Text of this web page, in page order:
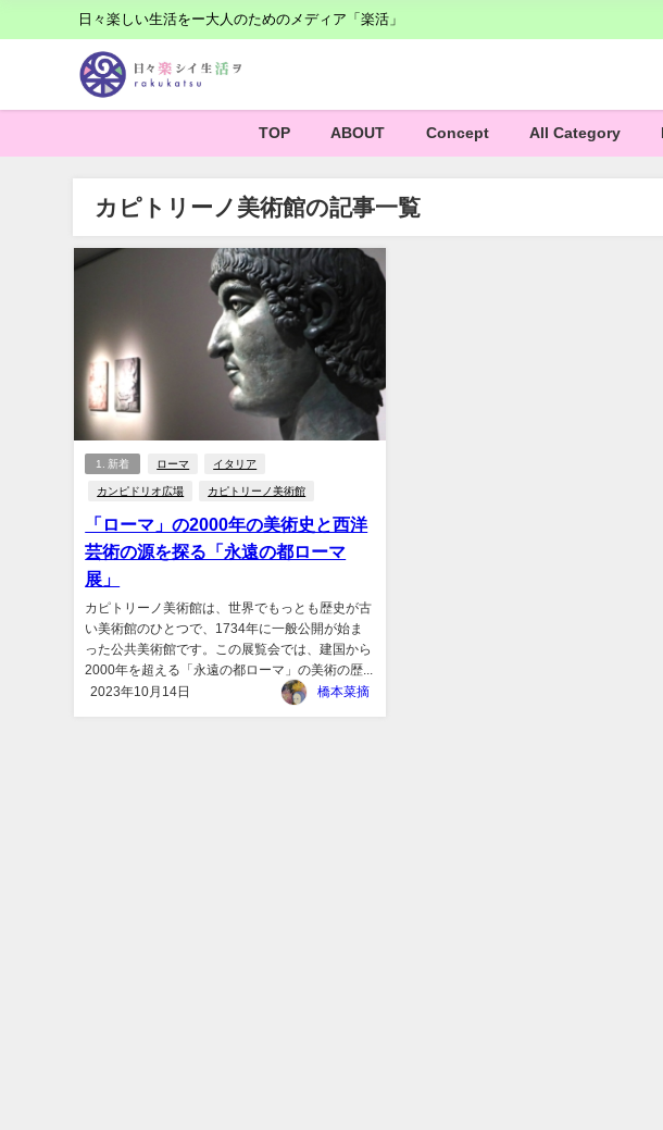
日々楽しい生活をー大人のためのメディア「楽活」
TOP ABOUT Concept All Category
カピトリーノ美術館の記事一覧
1. 新着 ローマ イタリア
カンピドリオ広場 カピトリーノ美術館
「ローマ」の2000年の美術史と西洋
芸術の源を探る「永遠の都ローマ
展」
カピトリーノ美術館は、世界でもっとも歴史が古
い美術館のひとつで、1734年に一般公開が始ま
った公共美術館です。この展覧会では、建国から
2000年を超える「永遠の都ローマ」の美術の歴...
2023年10月14日
橋本菜摘